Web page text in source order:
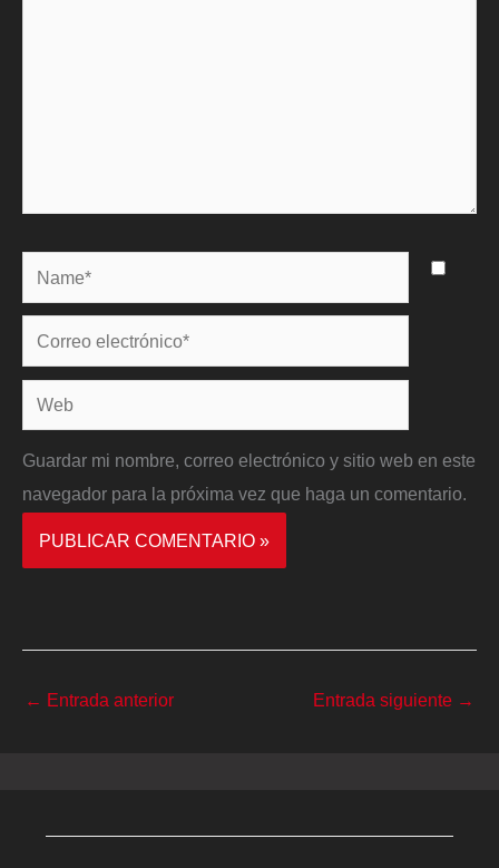
Name*
Correo
electrónico*
Web
Guardar mi nombre, correo electrónico y sitio web en este
navegador para la próxima vez que haga un comentario.
← Entrada anterior Entrada siguiente →